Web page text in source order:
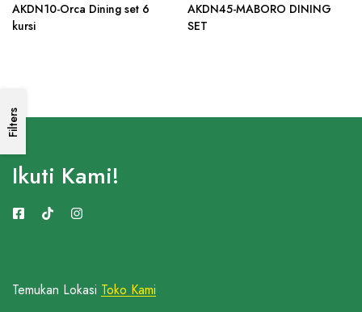
Filters
AKDN10-Orca Dining set 6
kursi
AKDN45-MABORO DINING
SET
Temukan Lokasi Toko Kami
Ikuti Kami!